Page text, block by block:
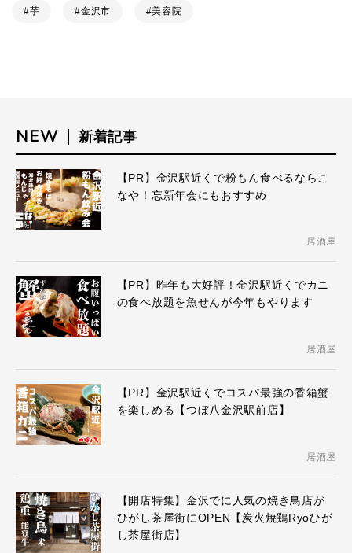
芋 金沢市 美容院
NEW 新着記事
【PR】金沢駅近くで粉もん食べるならこ
なや！忘新年会にもおすすめ
居酒屋
【PR】昨年も大好評！金沢駅近くでカニ
の食べ放題を魚せんが今年もやります
居酒屋
【PR】金沢駅近くでコスパ最強の香箱蟹
を楽しめる【つぼ八金沢駅前店】
居酒屋
【開店特集】金沢でに人気の焼き鳥店が
ひがし茶屋街にOPEN【炭火焼鶏Ryoひが
し茶屋街店】